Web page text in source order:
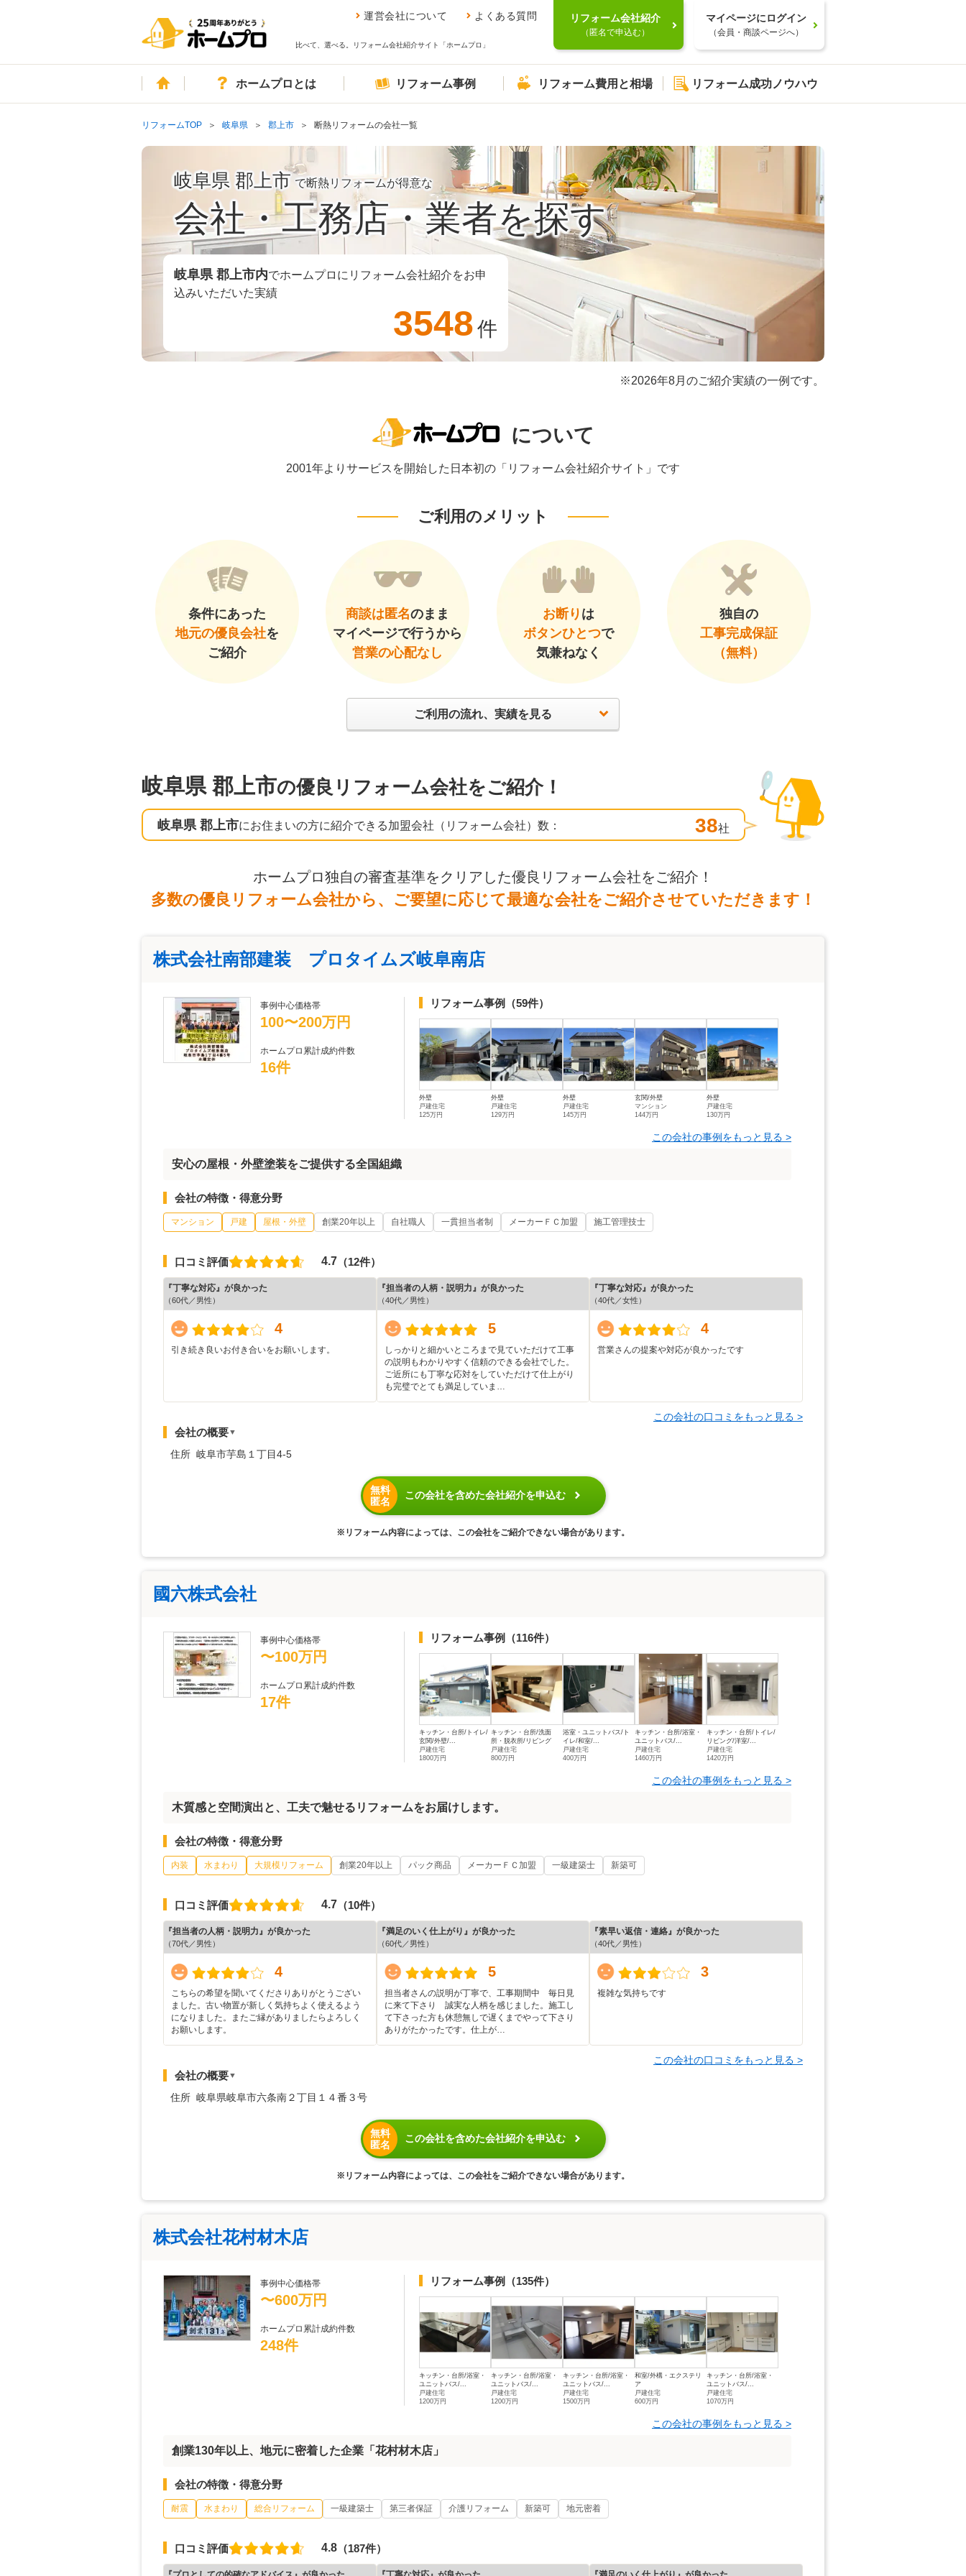
運営会社について よくある質問
比べて、選べる。リフォーム会社紹介サイト「ホームプロ」
リフォーム会社紹介
（匿名で申込む）
マイページにログイン
（会員・商談ページへ）
ホームホームプロとは リフォーム事例 リフォーム費用と相場 リフォーム成功ノウハウ
リフォームTOP 岐阜県 郡上市 断熱リフォームの会社一覧
岐阜県 郡上市 で断熱リフォームが得意な
会社・工務店・業者を探す
岐阜県 郡上市内でホームプロにリフォーム会社紹介をお申
込みいただいた実績
3548件
※2026年8月のご紹介実績の一例です。
について
2001年よりサービスを開始した日本初の「リフォーム会社紹介サイト」です
ご利用のメリット
条件にあった
地元の優良会社を
ご紹介
商談は匿名のまま
マイページで行うから
営業の心配なし
お断り は
ボタンひとつで
気兼ねなく
独自の
工事完成保証
（無料）
ご利用の流れ、実績を見る
岐阜県 郡上市の優良リフォーム会社をご紹介！
岐阜県 郡上市にお住まいの方に紹介できる加盟会社（リフォーム会社）数： 38社
ホームプロ独自の審査基準をクリアした優良リフォーム会社をご紹介！
多数の優良リフォーム会社から、ご要望に応じて最適な会社をご紹介させていただきます！
株式会社南部建装 プロタイムズ岐阜南店
事例中心価格帯
100〜200万円
ホームプロ累計成約件数
16件
リフォーム事例 （59件）
外壁
戸建住宅
125万円
外壁
戸建住宅
129万円
外壁
戸建住宅
145万円
玄関/外壁
マンション
144万円
外壁
戸建住宅
130万円
この会社の事例をもっと見る >
安心の屋根・外壁塗装をご提供する全国組織
会社の特徴・得意分野
マンション 戸建 屋根・外壁 創業20年以上 自社職人 一貫担当者制 メーカーＦＣ加盟 施工管理技士
口コミ評価 4.7 （12件）
『丁寧な対応』が良かった
（60代／男性）
4
引き続き良いお付き合いをお願いします。
『担当者の人柄・説明力』が良かった
（40代／男性）
5
しっかりと細かいところまで見ていただけて工事
の説明もわかりやすく信頼のできる会社でした。
ご近所にも丁寧な応対をしていただけて仕上がり
も完璧でとても満足していま…
『丁寧な対応』が良かった
（40代／女性）
4
営業さんの提案や対応が良かったです
この会社の口コミをもっと見る >
会社の概要▼
住所 岐阜市芋島１丁目4-5
無料
匿名
この会社を含めた会社紹介を申込む
※リフォーム内容によっては、この会社をご紹介できない場合があります。
國六株式会社
事例中心価格帯
〜100万円
ホームプロ累計成約件数
17件
リフォーム事例 （116件）
キッチン・台所/トイレ/
玄関/外壁/...
戸建住宅
1800万円
キッチン・台所/洗面
所・脱衣所/リビング
戸建住宅
800万円
浴室・ユニットバス/ト
イレ/和室/...
戸建住宅
400万円
キッチン・台所/浴室・
ユニットバス/...
戸建住宅
1460万円
キッチン・台所/トイレ/
リビング/洋室/...
戸建住宅
1420万円
この会社の事例をもっと見る >
木質感と空間演出と、工夫で魅せるリフォームをお届けします。
会社の特徴・得意分野
内装 水まわり 大規模リフォーム 創業20年以上 パック商品 メーカーＦＣ加盟 一級建築士 新築可
口コミ評価 4.7 （10件）
『担当者の人柄・説明力』が良かった
（70代／男性）
4
こちらの希望を聞いてくださりありがとうござい
ました。古い物置が新しく気持ちよく使えるよう
になりました。またご縁がありましたらよろしく
お願いします。
『満足のいく仕上がり』が良かった
（60代／男性）
5
担当者さんの説明が丁寧で、工事期間中 毎日見
に来て下さり 誠実な人柄を感じました。施工し
て下さった方も休憩無しで遅くまでやって下さり
ありがたかったです。仕上が…
『素早い返信・連絡』が良かった
（40代／男性）
3
複雑な気持ちです
この会社の口コミをもっと見る >
会社の概要▼
住所 岐阜県岐阜市六条南２丁目１４番３号
無料
匿名
この会社を含めた会社紹介を申込む
※リフォーム内容によっては、この会社をご紹介できない場合があります。
株式会社花村材木店
事例中心価格帯
〜600万円
ホームプロ累計成約件数
248件
リフォーム事例 （135件）
キッチン・台所/浴室・
ユニットバス/...
戸建住宅
1200万円
キッチン・台所/浴室・
ユニットバス/...
戸建住宅
1200万円
キッチン・台所/浴室・
ユニットバス/...
戸建住宅
1500万円
和室/外構・エクステリ
ア
戸建住宅
600万円
キッチン・台所/浴室・
ユニットバス/...
戸建住宅
1070万円
この会社の事例をもっと見る >
創業130年以上、地元に密着した企業「花村材木店」
会社の特徴・得意分野
耐震 水まわり 総合リフォーム 一級建築士 第三者保証 介護リフォーム 新築可 地元密着
口コミ評価 4.8 （187件）